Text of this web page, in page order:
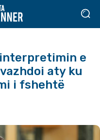
e
aty ku
i fshehtë